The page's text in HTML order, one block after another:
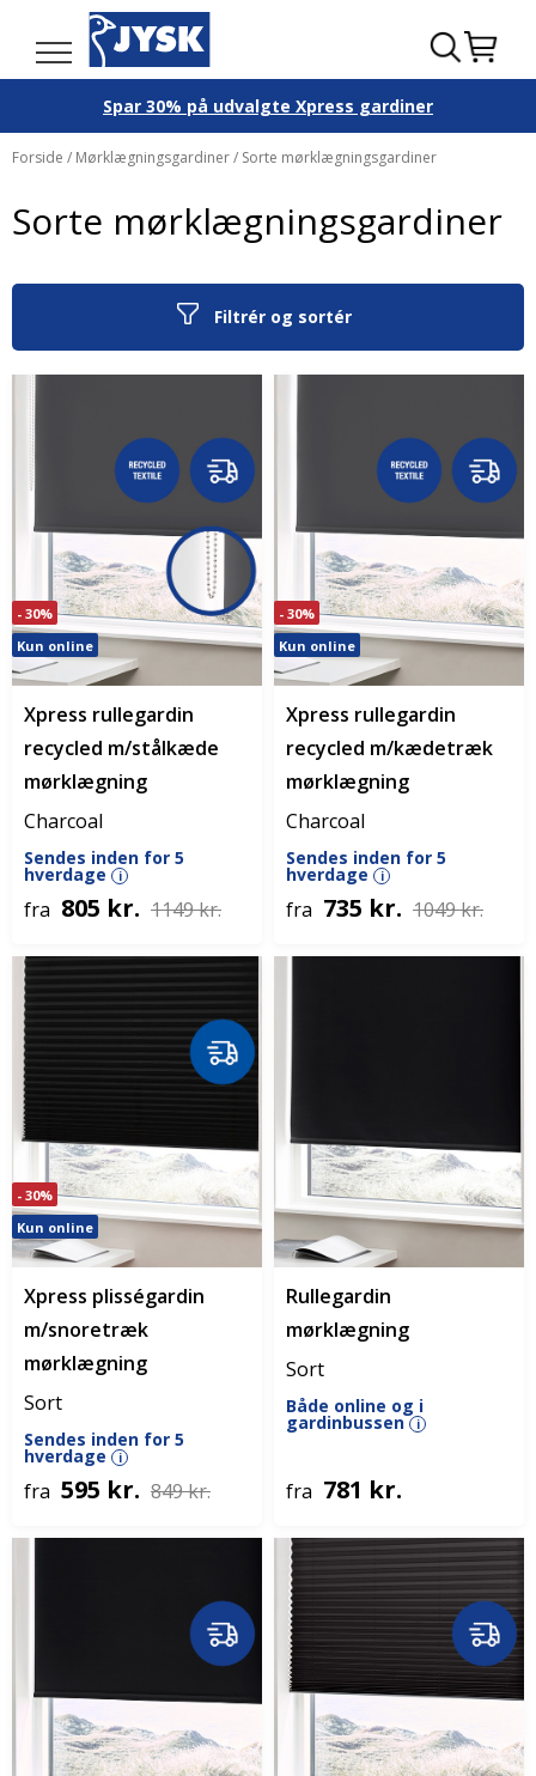
Spar 30% på udvalgte Xpress gardiner
Forside / Mørklægningsgardiner/ Sorte mørklægningsgardiner
Sorte mørklægningsgardiner
Filtrér og sortér
- 30%
Kun online
Xpress rullegardin
recycled m/stålkæde
mørklægning
Charcoal
Sendes inden for 5
hverdage i
fra 805 kr. 1149 kr.
- 30%
Kun online
Xpress rullegardin
recycled m/kædetræk
mørklægning
Charcoal
Sendes inden for 5
hverdage i
fra 735 kr. 1049 kr.
- 30%
Kun online
Xpress plisségardin
m/snoretræk
mørklægning
Sort
Sendes inden for 5
hverdage i
fra 595 kr. 849 kr.
Rullegardin
mørklægning
Sort
Både online og i
gardinbussen i
fra 781 kr.